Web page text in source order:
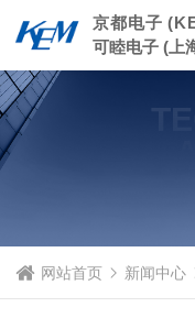
京都电子
可睦电子 (上
网站首页 新闻中心